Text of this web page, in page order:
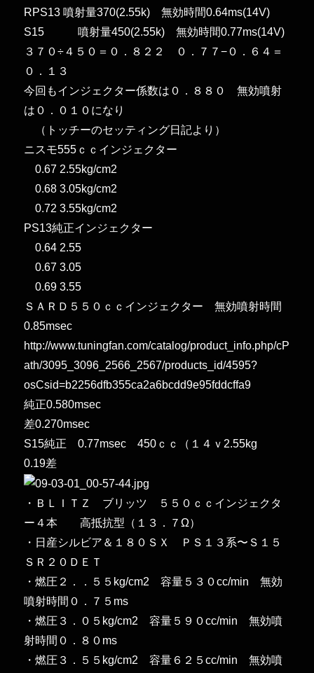
RPS13 噴射量370(2.55k) 無効時間0.64ms(14V)
S15 噴射量450(2.55k) 無効時間0.77ms(14V)
３７０÷４５０＝０．８２２ ０．７７−０．６４＝
０．１３
今回もインジェクター係数は０．８８０ 無効噴射
は０．０１０になり
（トッチーのセッティング日記より）
ニスモ555ｃｃインジェクター
0.67 2.55kg/cm2
0.68 3.05kg/cm2
0.72 3.55kg/cm2
PS13純正インジェクター
0.64 2.55
0.67 3.05
0.69 3.55
ＳＡＲＤ５５０ｃｃインジェクター 無効噴射時間
0.85msec
http://www.tuningfan.com/catalog/product_info.php/cP
ath/3095_3096_2566_2567/products_id/4595?
osCsid=b2256dfb355ca2a6bcdd9e95fddcffa9
純正0.580msec
差0.270msec
S15純正 0.77msec 450ｃｃ（１４ｖ2.55kg
0.19差
・ＢＬＩＴＺ ブリッツ ５５０ｃｃインジェクタ
ー４本 高抵抗型（１３．７Ω）
・日産シルビア＆１８０ＳＸ ＰＳ１３系〜Ｓ１５
ＳＲ２０ＤＥＴ
・燃圧２．．５５kg/cm2 容量５３０cc/min 無効
噴射時間０．７５ms
・燃圧３．０５kg/cm2 容量５９０cc/min 無効噴
射時間０．８０ms
・燃圧３．５５kg/cm2 容量６２５cc/min 無効噴